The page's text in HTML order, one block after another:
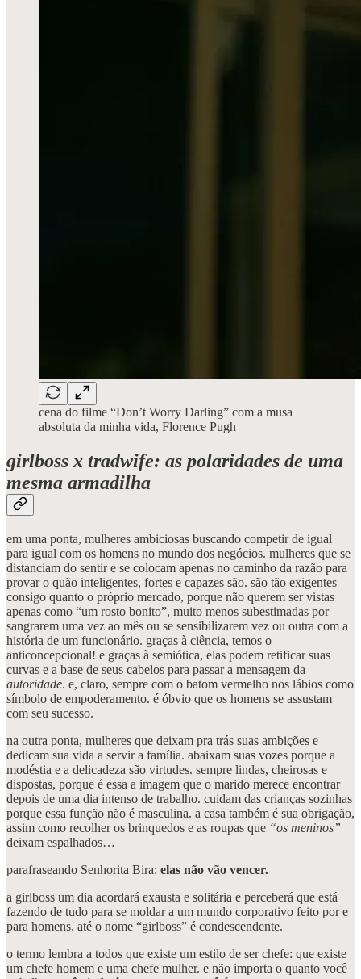
cena do filme “Don’t Worry Darling” com a musa
absoluta da minha vida, Florence Pugh
girlboss x tradwife: as polaridades de uma
mesma armadilha
em uma ponta, mulheres ambiciosas buscando competir de igual
para igual com os homens no mundo dos negócios. mulheres que se
distanciam do sentir e se colocam apenas no caminho da razão para
provar o quão inteligentes, fortes e capazes são. são tão exigentes
consigo quanto o próprio mercado, porque não querem ser vistas
apenas como “um rosto bonito”, muito menos subestimadas por
sangrarem uma vez ao mês ou se sensibilizarem vez ou outra com a
história de um funcionário. graças à ciência, temos o
anticoncepcional! e graças à semiótica, elas podem retificar suas
curvas e a base de seus cabelos para passar a mensagem da
autoridade. e, claro, sempre com o batom vermelho nos lábios como
símbolo de empoderamento. é óbvio que os homens se assustam
com seu sucesso.
na outra ponta, mulheres que deixam pra trás suas ambições e
dedicam sua vida a servir a família. abaixam suas vozes porque a
modéstia e a delicadeza são virtudes. sempre lindas, cheirosas e
dispostas, porque é essa a imagem que o marido merece encontrar
depois de uma dia intenso de trabalho. cuidam das crianças sozinhas
porque essa função não é masculina. a casa também é sua obrigação,
assim como recolher os brinquedos e as roupas que “os meninos”
deixam espalhados…
parafraseando Senhorita Bira: elas não vão vencer.
a girlboss um dia acordará exausta e solitária e perceberá que está
fazendo de tudo para se moldar a um mundo corporativo feito por e
para homens. até o nome “girlboss” é condescendente.
o termo lembra a todos que existe um estilo de ser chefe: que existe
um chefe homem e uma chefe mulher. e não importa o quanto você